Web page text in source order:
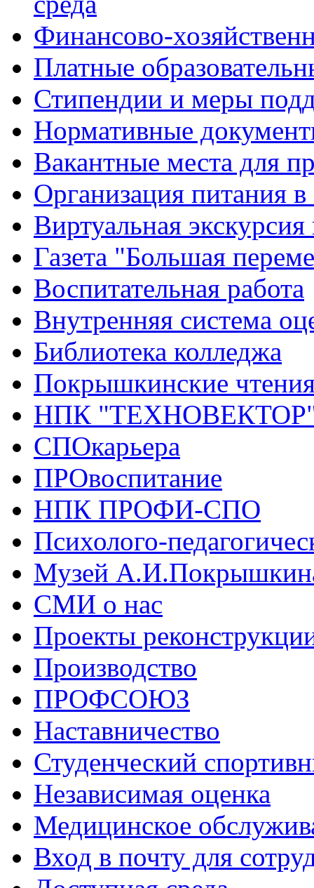
Финансово-
Платные
Стипендии и меры
Нормативные
Вакантные места для
Организация питания в
Виртуальная
Газета "Большая
Воспитательная работа
Внутренняя система
Библиотека колледжа
Покрышкинские
НПК
СПОкарьера
ПРОвоспитание
НПК ПРОФИ-СПО
Психолого-
Музей
СМИ о нас
Проекты
Производство
ПРОФСОЮЗ
Наставничество
Студенческий
Независимая оценка
Медицинское
Вход в почту для